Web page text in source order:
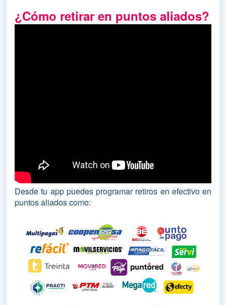
¿Cómo retirar en puntos aliados?
Desde tu app puedes programar retiros en efectivo en
puntos aliados como: